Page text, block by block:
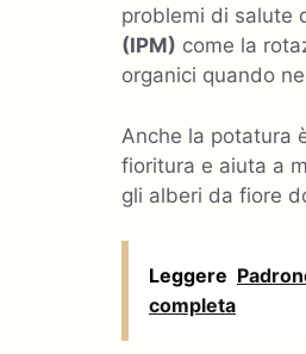
problemi di salute
(IPM) come la
organici quando
Anche la potatura
fioritura e aiuta a
gli alberi da fiore
Leggere
completa